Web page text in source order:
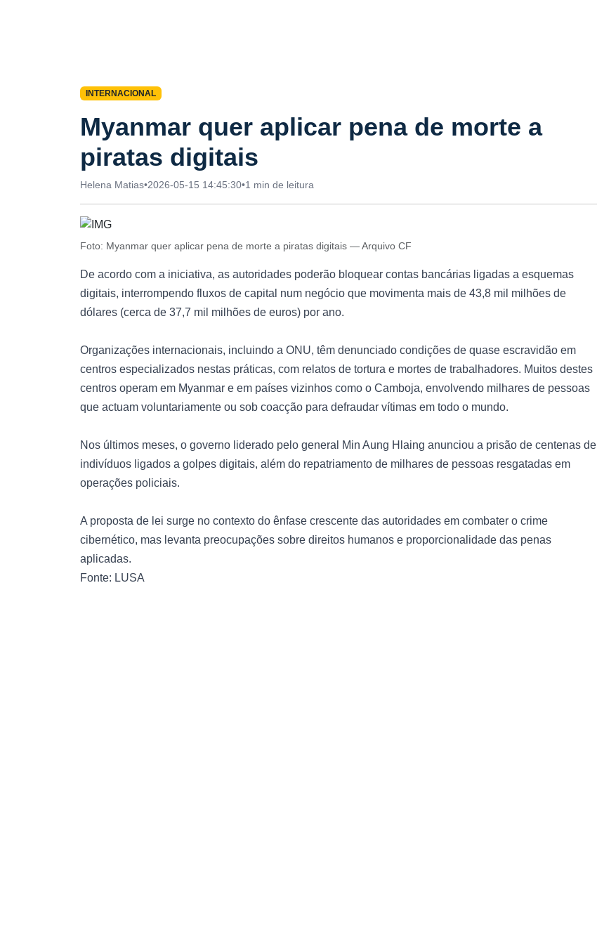
INTERNACIONAL
Myanmar quer aplicar pena de morte a
piratas digitais
Helena Matias•2026-05-15 14:45:30•1 min de leitura
Foto: Myanmar quer aplicar pena de morte a piratas digitais — Arquivo CF
De acordo com a iniciativa, as autoridades poderão bloquear contas bancárias ligadas a esquemas
digitais, interrompendo fluxos de capital num negócio que movimenta mais de 43,8 mil milhões de
dólares (cerca de 37,7 mil milhões de euros) por ano.
Organizações internacionais, incluindo a ONU, têm denunciado condições de quase escravidão em
centros especializados nestas práticas, com relatos de tortura e mortes de trabalhadores. Muitos destes
centros operam em Myanmar e em países vizinhos como o Camboja, envolvendo milhares de pessoas
que actuam voluntariamente ou sob coacção para defraudar vítimas em todo o mundo.
Nos últimos meses, o governo liderado pelo general Min Aung Hlaing anunciou a prisão de centenas de
indivíduos ligados a golpes digitais, além do repatriamento de milhares de pessoas resgatadas em
operações policiais.
A proposta de lei surge no contexto do ênfase crescente das autoridades em combater o crime
cibernético, mas levanta preocupações sobre direitos humanos e proporcionalidade das penas
aplicadas.
Fonte: LUSA